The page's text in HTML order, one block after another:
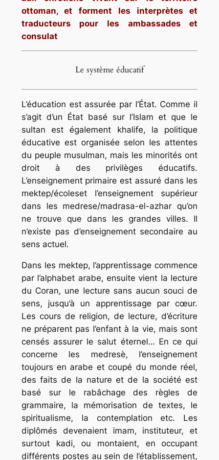
ottoman, et forment les interprètes et
traducteurs pour les ambassades et
consulat
Le système éducatif
L’éducation est assurée par l’État. Comme il
s’agit d’un État basé sur l’Islam et que le
sultan est également khalife, la politique
éducative est organisée selon les attentes
du peuple musulman, mais les minorités ont
droit à des privilèges éducatifs.
L’enseignement primaire est assuré dans les
mektep/écoleset l’enseignement supérieur
dans les medrese/madrasa-el-azharqu’on
ne trouve que dans les grandes villes. Il
n’existe pas d’enseignement secondaire au
sens actuel.
Dans les mektep, l’apprentissage commence
par l’alphabet arabe, ensuite vient la lecture
du Coran, une lecture sans aucun souci de
sens, jusqu’à un apprentissage par cœur.
Les cours de religion, de lecture, d’écriture
ne préparent pas l’enfant à la vie, mais sont
censés assurer le salut éternel… En ce qui
concerne les medresè, l’enseignement
toujours en arabe et coupé du monde réel,
des faits de la nature et de la société est
basé sur le rabâchage des règles de
grammaire, la mémorisation de textes, le
spiritualisme, la contemplation etc. Les
diplômés devenaient imam, instituteur, et
surtout kadi,ou montaient, en occupant
différents postes au sein de l’établissement,